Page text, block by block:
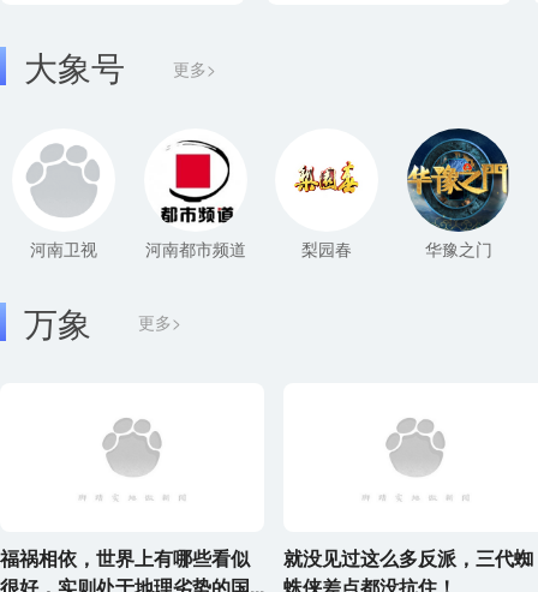
大象号 更多>
河南卫视 河南都市频道 梨园春 华豫之门
更多>
万象
福祸相依，世界上有哪些看似
就没见过这么多反派，三代蜘